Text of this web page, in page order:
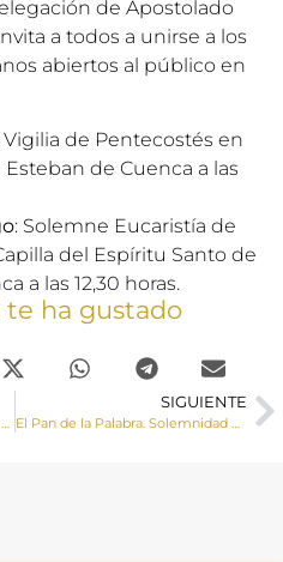
de Apostolado
a todos a unirse a los
abiertos al público en
Vigilia de Pentecostés en
Esteban de Cuenca a las
: Solemne Eucaristía de
del Espíritu Santo de
a las 12,30 horas.
te ha gustado
SIGUIENTE